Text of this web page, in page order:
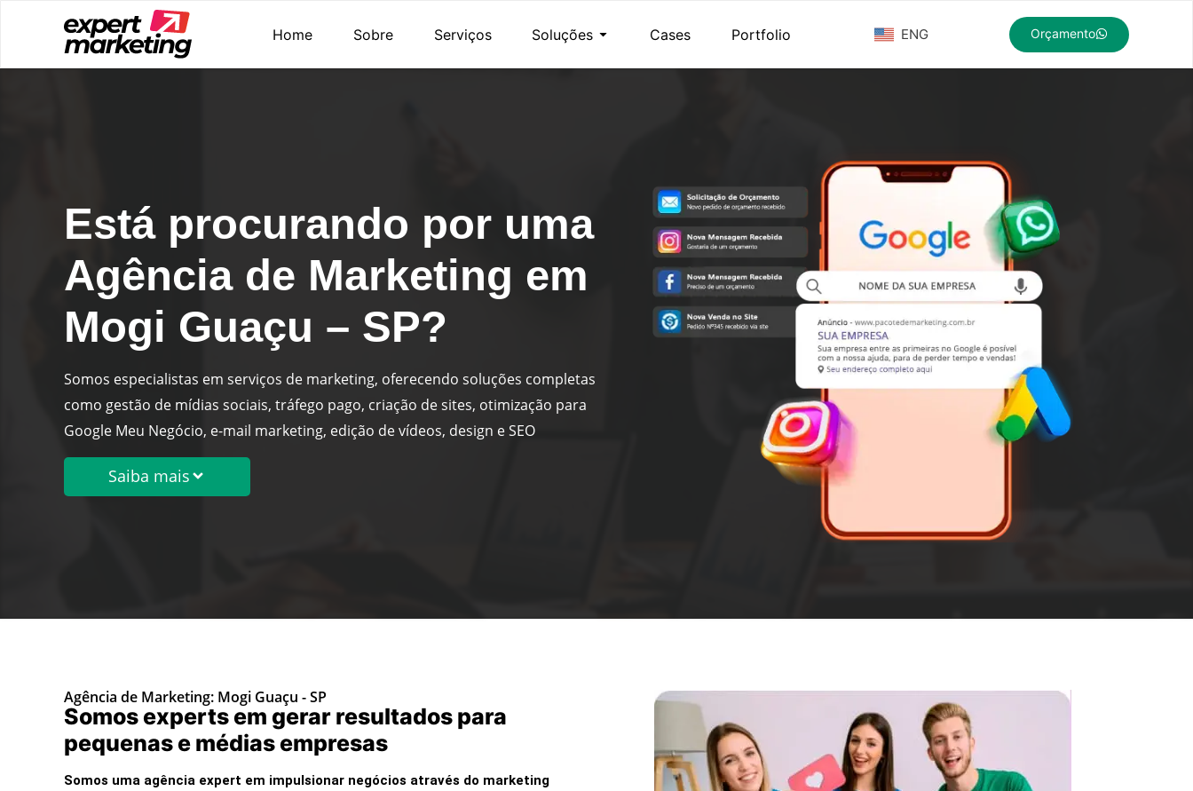
Home Sobre Serviços Soluções Cases Portfolio ENG Orçamento
Está procurando por uma
Agência de Marketing em
Mogi Guaçu – SP?
Somos especialistas em serviços de marketing, oferecendo soluções completas
como gestão de mídias sociais, tráfego pago, criação de sites, otimização para
Google Meu Negócio, e-mail marketing, edição de vídeos, design e SEO
Saiba mais
Agência de Marketing: Mogi Guaçu - SP
Somos experts em gerar resultados para
pequenas e médias empresas
Somos uma agência expert em impulsionar negócios através do marketing